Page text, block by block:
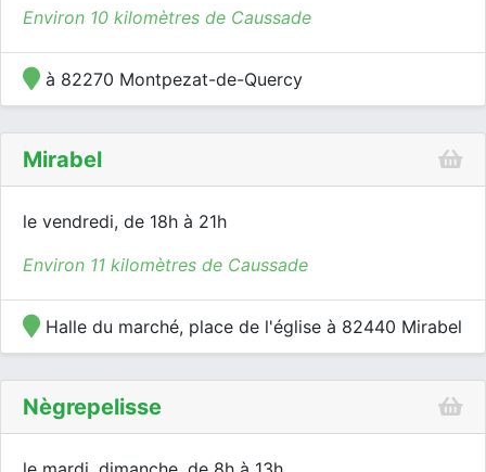
Environ 10 kilomètres de Caussade
à 82270 Montpezat-de-Quercy
Mirabel
le vendredi, de 18h à 21h
Environ 11 kilomètres de Caussade
Halle du marché, place de l'église à 82440 Mirabel
Nègrepelisse